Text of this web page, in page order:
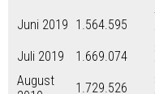
Juni 2019 1.564.595
Juli 2019
1.669.074
August
1.729.526